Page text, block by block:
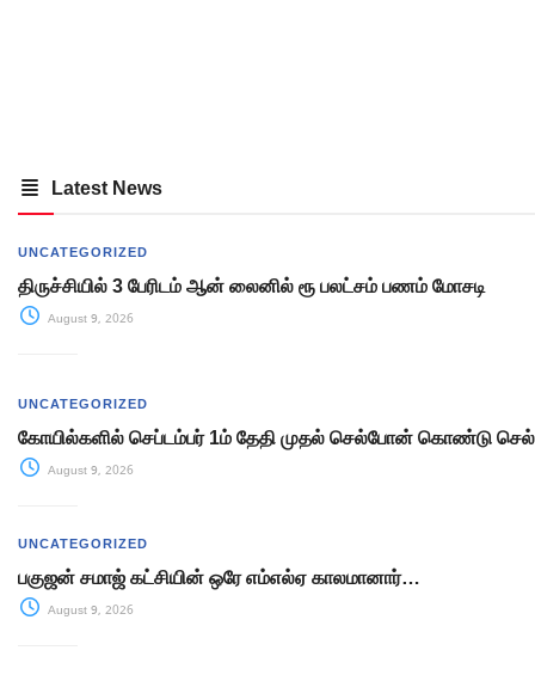
Latest News
UNCATEGORIZED
திருச்சியில் 3 பேரிடம் ஆன் லைனில் ரூ பலட்சம் பணம் மோசடி
August 9, 2026
UNCATEGORIZED
கோயில்களில் செப்டம்பர் 1ம் தேதி முதல் செல்போன் கொண்டு
August 9, 2026
UNCATEGORIZED
பகுஜன் சமாஜ் கட்சியின் ஒரே எம்எல்ஏ காலமானார்…
August 9, 2026